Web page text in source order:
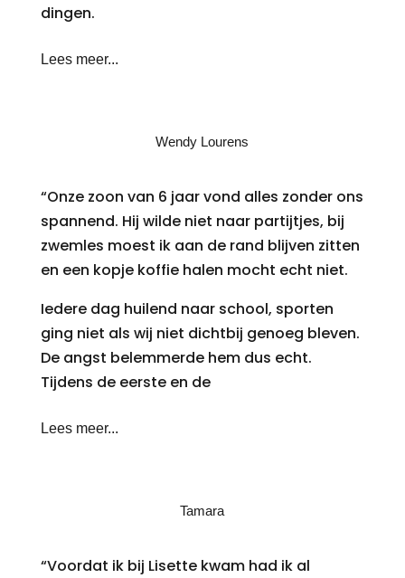
dingen.
Lees meer...
Wendy Lourens
“Onze zoon van 6 jaar vond alles zonder ons
spannend. Hij wilde niet naar partijtjes, bij
zwemles moest ik aan de rand blijven zitten
en een kopje koffie halen mocht echt niet.
Iedere dag huilend naar school, sporten
ging niet als wij niet dichtbij genoeg bleven.
De angst belemmerde hem dus echt.
Tijdens de eerste en de
Lees meer...
Tamara
“Voordat ik bij Lisette kwam had ik al